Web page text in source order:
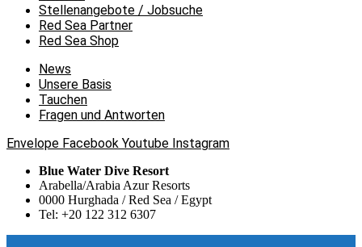
Stellenangebote / Jobsuche
Red Sea Partner
Red Sea Shop
News
Unsere Basis
Tauchen
Fragen und Antworten
Envelope Facebook Youtube Instagram
Blue Water Dive Resort
Arabella/Arabia Azur Resorts
0000 Hurghada / Red Sea / Egypt
Tel: +20 122 312 6307